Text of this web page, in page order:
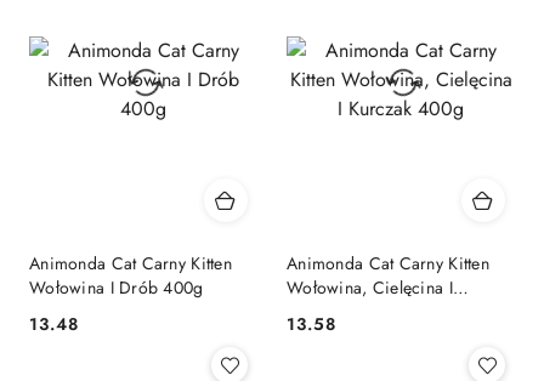
Animonda Cat Carny Kitten
Wołowina I Drób 400g
Cena:
13.48
Animonda Cat Carny Kitten
Wołowina, Cielęcina I
Cena:
13.58